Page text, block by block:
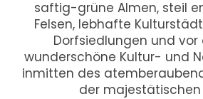
saftig-grüne Almen, steil
Felsen, lebhafte
Dorfsiedlungen und vor
wunderschöne Kultur- und
inmitten des
der majestätischen